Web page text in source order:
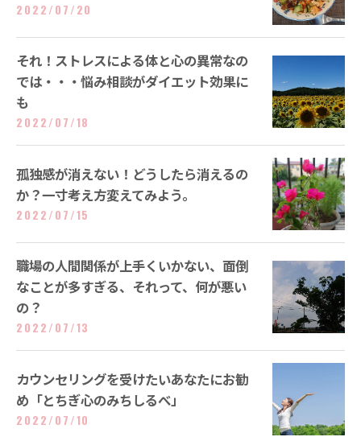
2022/07/20
それ！ストレスによる体と心の異常なの
では・・・悩み相談がダイエット効果に
も
2022/07/18
孤独感が消えない！どうしたら消えるの
か？一寸考え方変えてみよう。
2022/07/15
職場の人間関係が上手くいかない、面倒
なことが多すぎる、それって、何が悪い
の？
2022/07/13
カウンセリングを受けたいあなたにお勧
め「とちぎ心のみちしるべ」
2022/07/10